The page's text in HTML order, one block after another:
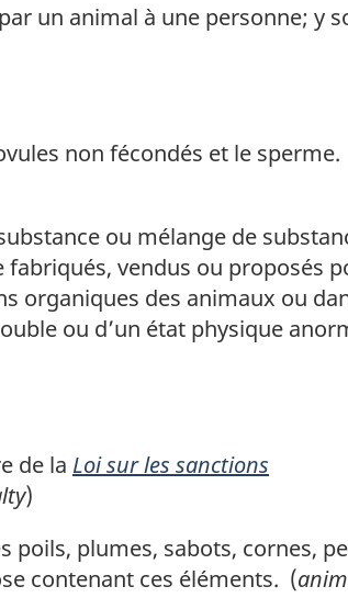
un animal à une personne; y
non fécondés et le sperme.
ou mélange de
fabriqués, vendus ou proposés
organiques des animaux ou
ou d’un état physique
de la Loi sur les sanctions
)
poils, plumes, sabots, cornes,
contenant ces éléments. (